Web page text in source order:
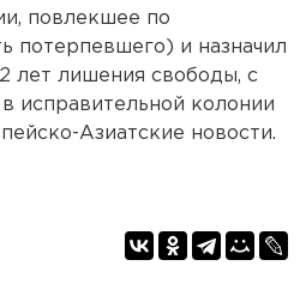
повлекшее по
потерпевшего) и назначил
лет лишения свободы, с
исправительной колонии
Азиатские новости.